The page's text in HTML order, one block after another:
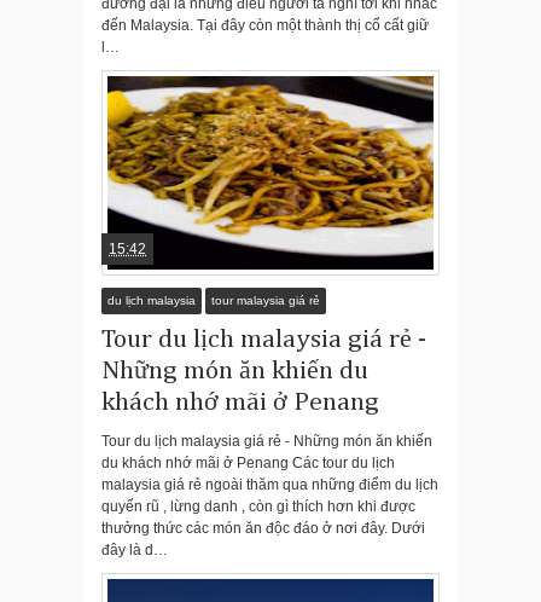
đương đại là những điều người ta nghĩ tới khi nhắc
đến Malaysia. Tại đây còn một thành thị cổ cất giữ
l…
15:42
du lịch malaysia tour malaysia giá rẻ
Tour du lịch malaysia giá rẻ -
Những món ăn khiến du
khách nhớ mãi ở Penang
Tour du lịch malaysia giá rẻ - Những món ăn khiến
du khách nhớ mãi ở Penang Các tour du lịch
malaysia giá rẻ ngoài thăm qua những điểm du lịch
quyến rũ , lừng danh , còn gì thích hơn khi được
thưởng thức các món ăn độc đáo ở nơi đây. Dưới
đây là d…